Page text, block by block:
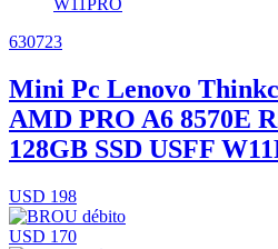
630723
Mini Pc Lenovo
AMD PRO A6 8570E
128GB SSD USFF
USD 198
USD 170